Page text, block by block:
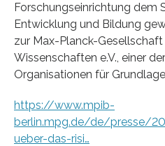
Forschungseinrichtung dem
Entwicklung und Bildung
zur Max-Planck-
Wissenschaften e.V., einer
Organisationen für
https://www.mpib-
berlin.mpg.de/de/presse/
ueber-das-risi…